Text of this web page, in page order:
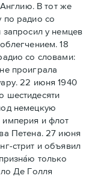
В тот же
по радио со
у немцев
18
со словами:
проиграла
22 июня 1940
шестидесяти
немецкую
и флот
Петена. 27 июня
стрит и объявил
только
Де Голля